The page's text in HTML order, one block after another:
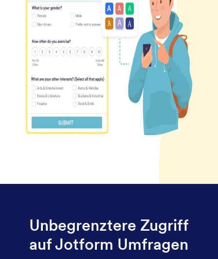
Unbegrenztere Zugriff
auf Jotform Umfragen